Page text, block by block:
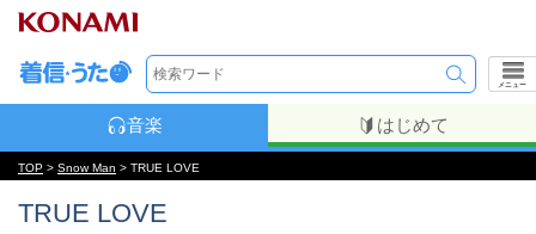
メニュー
音楽 はじめて
TOP > Snow Man > TRUE LOVE
TRUE LOVE